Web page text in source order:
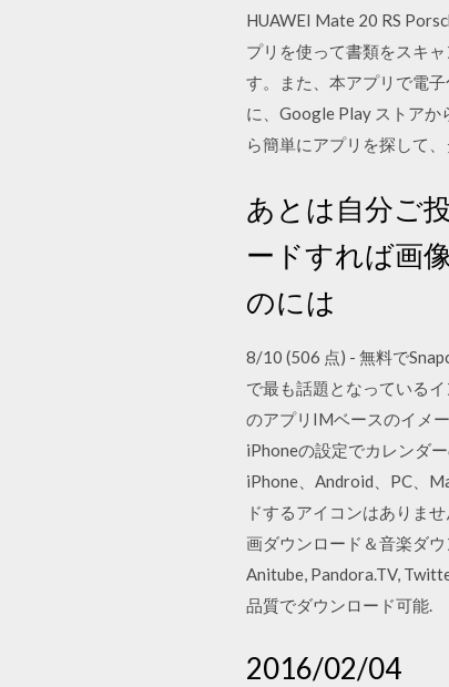
HUAWEI Mate 20 RS
プリを使って書類をスキ
す。また、本アプリで電
に、Google Play ストア
ら簡単にアプリを探して
あとは自分ご
ードすれば画
のには
8/10 (506 点) - 無料で
で最も話題となっている
のアプリIMベースのイメ
iPhoneの設定でカレンダ
iPhone、Android、PC、
ドするアイコンはありま
画ダウンロード＆音楽ダ
Anitube, Pandora.TV,
品質でダウンロード可能.
2016/02/04